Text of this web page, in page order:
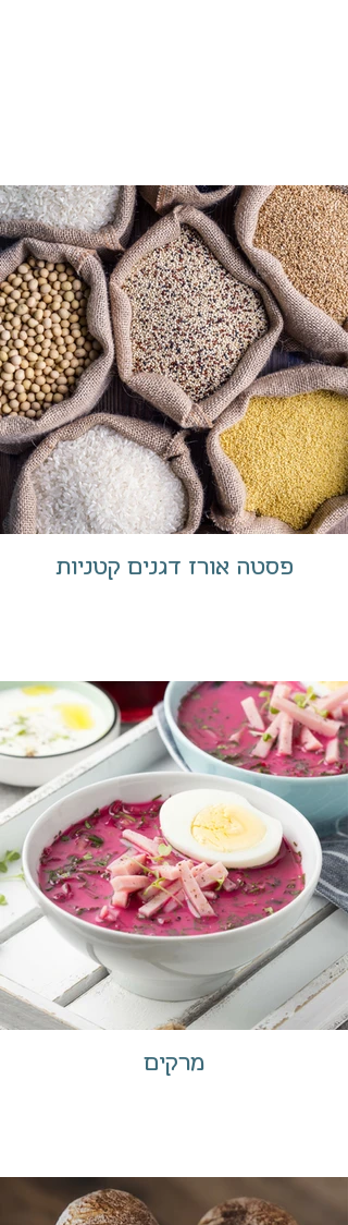
פסטה אורז דגנים קטניות
מרקים